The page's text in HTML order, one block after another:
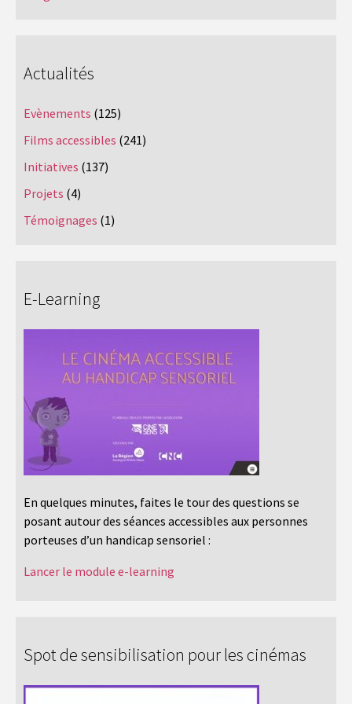
Actualités
Evènements (125)
Films accessibles (241)
Initiatives (137)
Projets (4)
Témoignages (1)
E-Learning
En quelques minutes, faites le tour des questions se
posant autour des séances accessibles aux personnes
porteuses d’un handicap sensoriel :
Lancer le module e-learning
Spot de sensibilisation pour les cinémas